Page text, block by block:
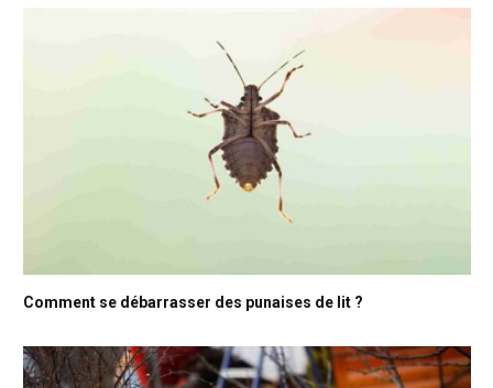
Comment se débarrasser des punaises de lit ?